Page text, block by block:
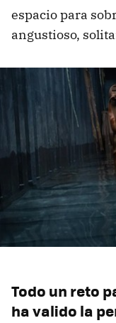
espacio para
angustioso,
Todo un reto
ha valido la